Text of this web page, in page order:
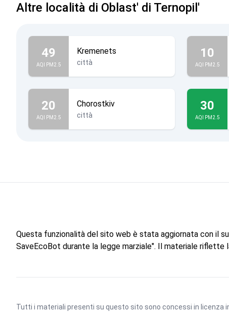
Altre località di Oblast' di Ternopil'
49
AQI PM2.5
Kremenets
città
10
AQI PM2.5
20
AQI PM2.5
Chorostkiv
città
30
AQI PM2.5
Questa funzionalità del sito web è stata aggiornata con il
SaveEcoBot durante la legge marziale". Il materiale riflette
Tutti i materiali presenti su questo sito sono concessi in licenza